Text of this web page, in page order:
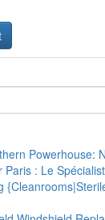
Powerhouse:
Paris : Le